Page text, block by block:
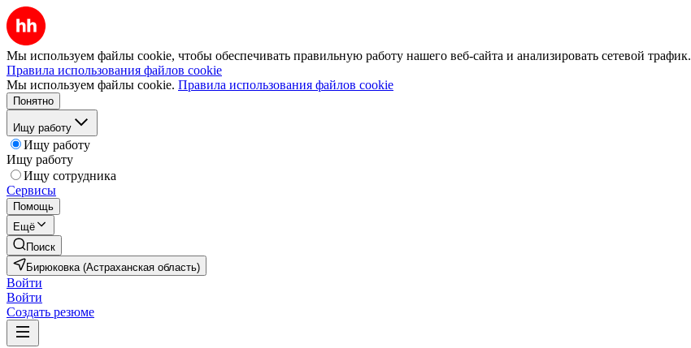
Мы используем файлы cookie, чтобы обеспечивать правильную работу нашего веб-сайта и анализировать сетевой трафик.
Правила использования файлов cookie
Мы используем файлы cookie. Правила использования файлов cookie
Понятно
Ищу работу
Ищу работу
Ищу работу
Ищу сотрудника
Сервисы
Помощь
Ещё
Поиск
Бирюковка (Астраханская область)
Войти
Войти
Создать резюме